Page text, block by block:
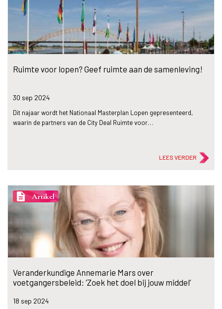
Ruimte voor lopen? Geef ruimte aan de samenleving!
30 sep 2024
Dit najaar wordt het Nationaal Masterplan Lopen gepresenteerd,
waarin de partners van de City Deal Ruimte voor…
LEES VERDER
description Artikel
Veranderkundige Annemarie Mars over
voetgangersbeleid: ‘Zoek het doel bij jouw middel’
18 sep 2024